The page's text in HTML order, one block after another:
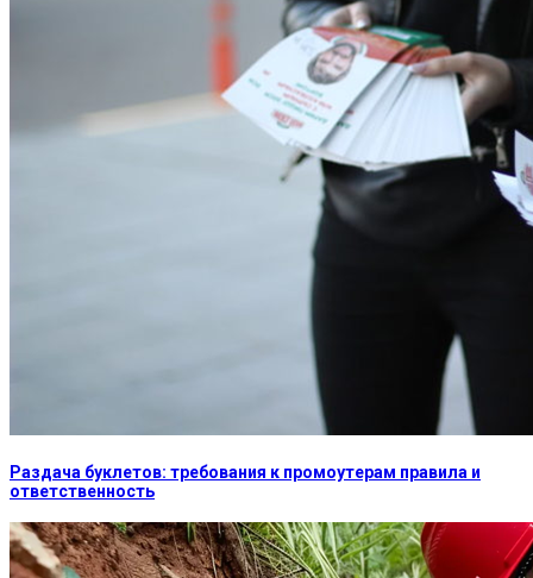
Раздача буклетов: требования к промоутерам правила и
ответственность